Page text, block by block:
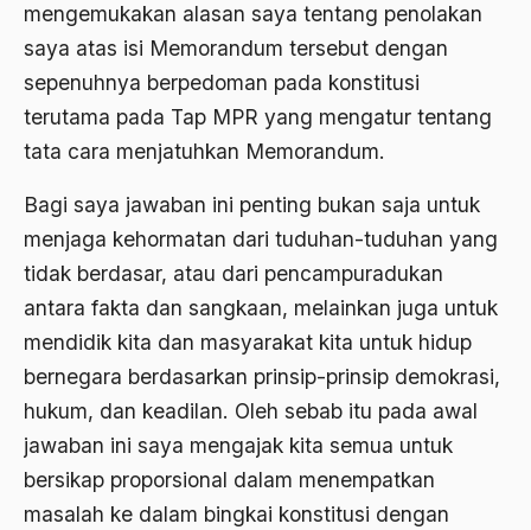
mengemukakan alasan saya tentang penolakan
saya atas isi Memorandum tersebut dengan
sepenuhnya berpedoman pada konstitusi
terutama pada Tap MPR yang mengatur tentang
tata cara menjatuhkan Memorandum.
Bagi saya jawaban ini penting bukan saja untuk
menjaga kehormatan dari tuduhan-tuduhan yang
tidak berdasar, atau dari pencampuradukan
antara fakta dan sangkaan, melainkan juga untuk
mendidik kita dan masyarakat kita untuk hidup
bernegara berdasarkan prinsip-prinsip demokrasi,
hukum, dan keadilan. Oleh sebab itu pada awal
jawaban ini saya mengajak kita semua untuk
bersikap proporsional dalam menempatkan
masalah ke dalam bingkai konstitusi dengan
1985
1984
1983
1982
1981
1980
1979
1977
1976
1974
Adipati Unus
Adnan Buyung Nasution
Adopsi
Adu Pinalti
Advisors
Afganistan
Afiliasi Kultural
Afrika utara
agama